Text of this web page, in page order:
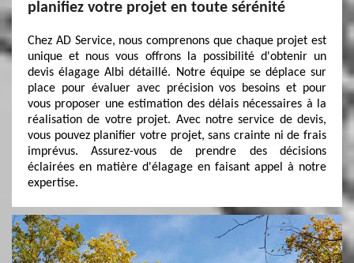
planifiez votre projet en toute sérénité
Chez AD Service, nous comprenons que chaque projet est
unique et nous vous offrons la possibilité d'obtenir un
devis élagage Albi détaillé. Notre équipe se déplace sur
place pour évaluer avec précision vos besoins et pour
vous proposer une estimation des délais nécessaires à la
réalisation de votre projet. Avec notre service de devis,
vous pouvez planifier votre projet, sans crainte ni de frais
imprévus. Assurez-vous de prendre des décisions
éclairées en matière d'élagage en faisant appel à notre
expertise.